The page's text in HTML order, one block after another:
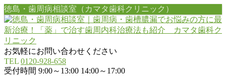
徳島・歯周病相談室（カマタ歯科クリニック）
お気軽にお問い合わせください
TEL 0120-928-658
受付時間 9:00～13:00 14:00～17:00